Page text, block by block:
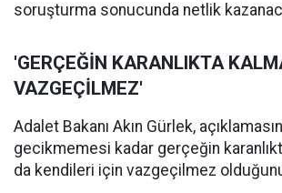
soruşturma sonucunda netlik
'GERÇEĞİN KARANLIKTA
VAZGEÇİLMEZ'
Adalet Bakanı Akın Gürlek,
gecikmemesi kadar gerçeğin
da kendileri için vazgeçilmez